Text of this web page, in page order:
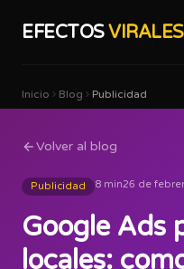
EFECTOSVIRALES
Inicio Blog Publicidad
Volver al blog
Publicidad 8 min26 de
Google Ads
locales: